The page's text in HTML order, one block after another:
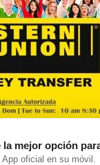
la mejor opción
App oficial en su móvil.